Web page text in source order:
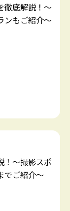
徹底解説！～
ンもご紹介～
！～撮影スポ
でご紹介～